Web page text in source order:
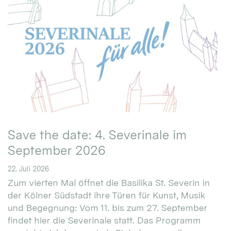
Save the date: 4. Severinale im
September 2026
22. Juli 2026
Zum vierten Mal öffnet die Basilika St. Severin in
der Kölner Südstadt ihre Türen für Kunst, Musik
und Begegnung: Vom 11. bis zum 27. September
findet hier die Severinale statt. Das Programm